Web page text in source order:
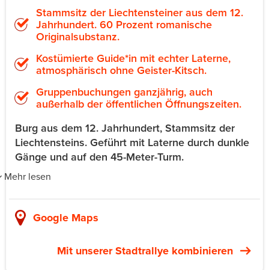
Stammsitz der Liechtensteiner aus dem 12.
Jahrhundert. 60 Prozent romanische
Originalsubstanz.
Kostümierte Guide*in mit echter Laterne,
atmosphärisch ohne Geister-Kitsch.
Gruppenbuchungen ganzjährig, auch
außerhalb der öffentlichen Öffnungszeiten.
Burg aus dem 12. Jahrhundert, Stammsitz der
Liechtensteins. Geführt mit Laterne durch dunkle
Gänge und auf den 45-Meter-Turm.
Mehr lesen
südlich von Wien. Anreise mit der A21 oder mit U6 plus
Bus 270. Die Burg ist der Stammsitz der Liechtensteiner
Originalsubstanz sind erhalten. Profanarchitektur dieser
Google Maps
Mit unserer Stadtrallye kombinieren